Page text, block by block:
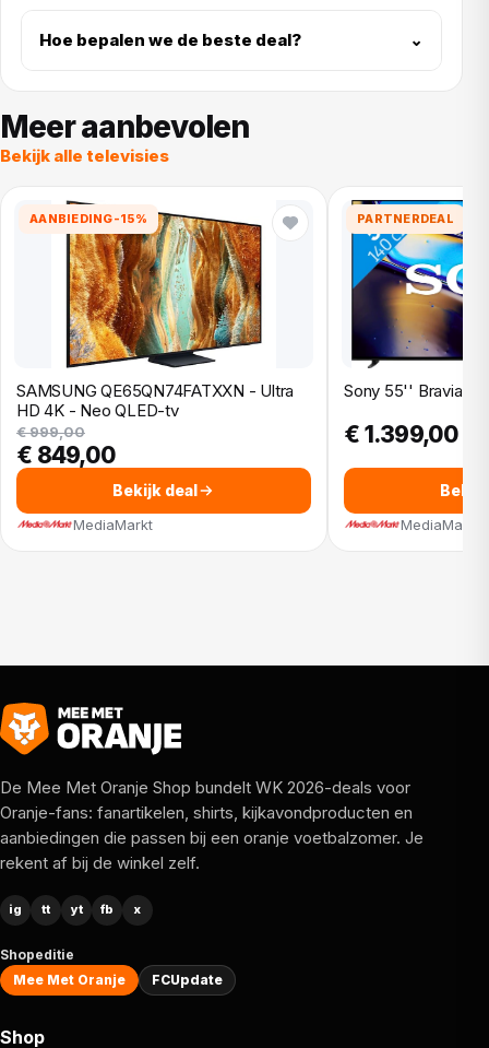
Hoe bepalen we de beste deal? ⌄
Meer aanbevolen
Bekijk alle televisies
AANBIEDING-15%
SAMSUNG QE65QN74FATXXN - Ultra
HD 4K - Neo QLED-tv
€ 999,00
€ 849,00
Bekijk deal
MediaMarkt
PARTNERDEAL
Sony 55'' Bravia 8
€ 1.399,00
MediaMarkt
De Mee Met Oranje Shop bundelt WK 2026-deals voor
Oranje-fans: fanartikelen, shirts, kijkavondproducten en
aanbiedingen die passen bij een oranje voetbalzomer. Je
rekent af bij de winkel zelf.
ig tt yt fb x
Shopeditie
Mee Met Oranje
FCUpdate
Shop